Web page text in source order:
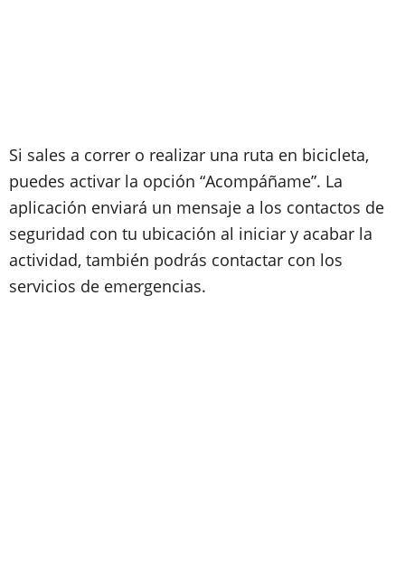
Si sales a correr o realizar una ruta en bicicleta,
puedes activar la opción “Acompáñame”. La
aplicación enviará un mensaje a los contactos de
seguridad con tu ubicación al iniciar y acabar la
actividad, también podrás contactar con los
servicios de emergencias.